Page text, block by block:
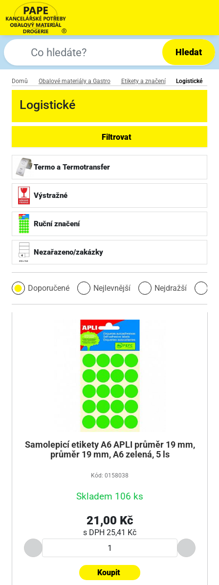
Hledat
Domů Obalové materiály a Gastro Etikety a značení Logistické
Logistické
Filtrovat
Termo a Termotransfer
Výstražné
Ruční značení
Nezařazeno/zakázky
Doporučené Nejlevnější Nejdražší
Samolepicí etikety A6 APLI průměr 19 mm,
průměr 19 mm, A6 zelená, 5 ls
Kód: 0158038
Skladem 106 ks
21,00 Kč
s DPH 25,41 Kč
Koupit